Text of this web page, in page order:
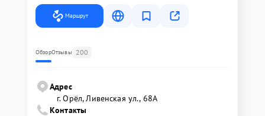
Маршрут
ОбзорОтзывы 200
Адрес
г. Орёл, Ливенская ул., 68А
Контакты